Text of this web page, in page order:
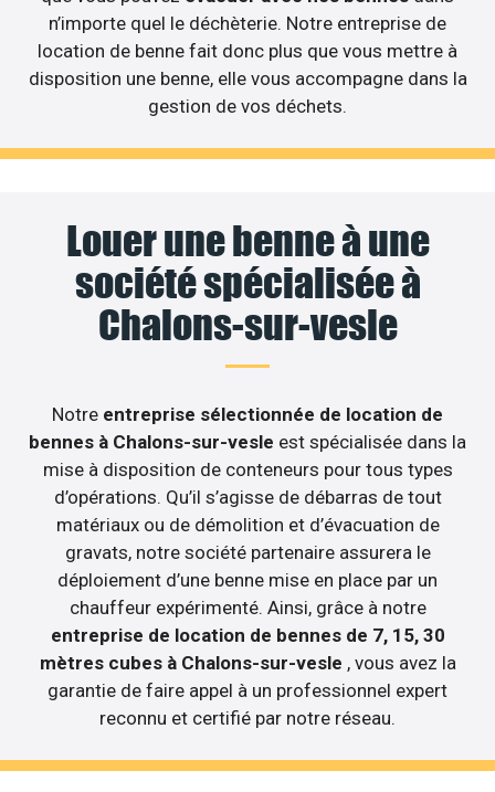
n’importe quel le déchèterie. Notre entreprise de
location de benne fait donc plus que vous mettre à
disposition une benne, elle vous accompagne dans la
gestion de vos déchets.
Louer une benne à une
société spécialisée à
Chalons-sur-vesle
Notre entreprise sélectionnée de location de
bennes à Chalons-sur-vesle est spécialisée dans la
mise à disposition de conteneurs pour tous types
d’opérations. Qu’il s’agisse de débarras de tout
matériaux ou de démolition et d’évacuation de
gravats, notre société partenaire assurera le
déploiement d’une benne mise en place par un
chauffeur expérimenté. Ainsi, grâce à notre
entreprise de location de bennes de 7, 15, 30
mètres cubes à Chalons-sur-vesle , vous avez la
garantie de faire appel à un professionnel expert
reconnu et certifié par notre réseau.